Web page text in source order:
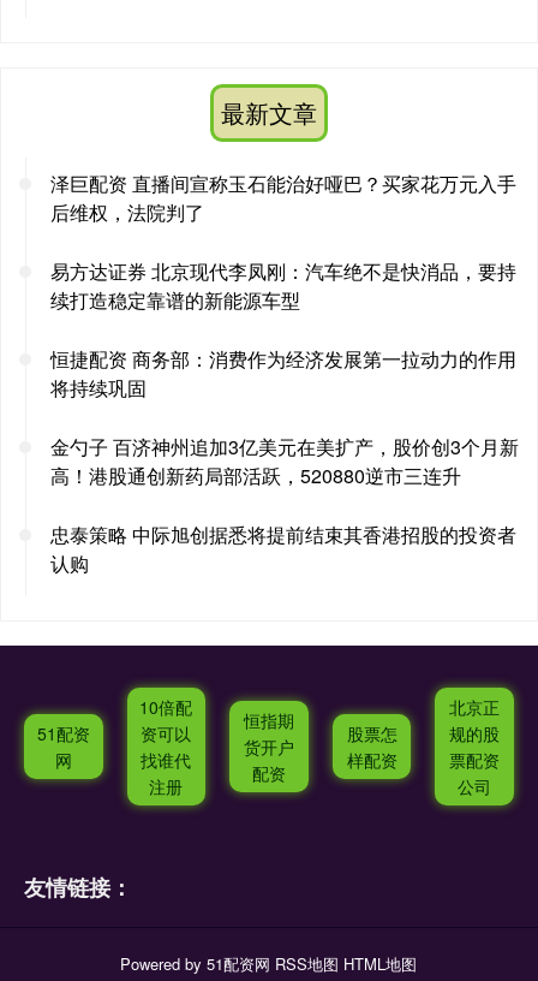
最新文章
泽巨配资 直播间宣称玉石能治好哑巴？买家花万元入手
后维权，法院判了
易方达证券 北京现代李凤刚：汽车绝不是快消品，要持
续打造稳定靠谱的新能源车型
恒捷配资 商务部：消费作为经济发展第一拉动力的作用
将持续巩固
金勺子 百济神州追加3亿美元在美扩产，股价创3个月新
高！港股通创新药局部活跃，520880逆市三连升
忠泰策略 中际旭创据悉将提前结束其香港招股的投资者
认购
51配资
网
10倍配
资可以
找谁代
注册
恒指期
货开户
配资
股票怎
样配资
北京正
规的股
票配资
公司
友情链接：
Powered by51配资网 RSS地图 HTML地图